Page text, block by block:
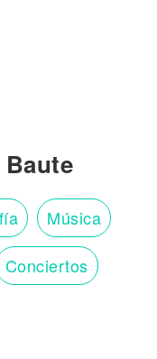
Música
Conciertos